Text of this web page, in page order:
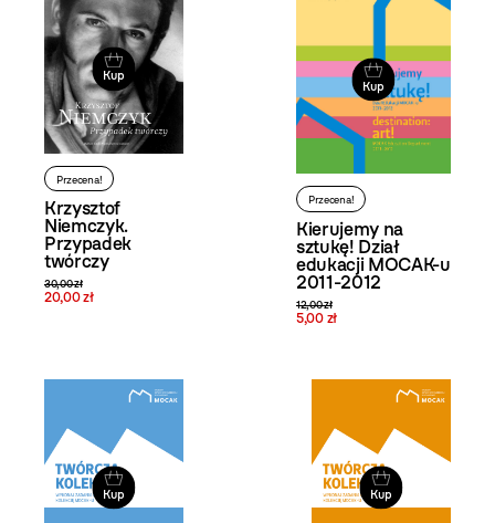
Kup
Przecena!
Krzysztof
Niemczyk.
Przypadek
twórczy
30,00 zł
20,00 zł
Kup
Przecena!
Kierujemy na
sztukę! Dział
edukacji MOCAK-u
2011-2012
12,00 zł
5,00 zł
Kup Kup